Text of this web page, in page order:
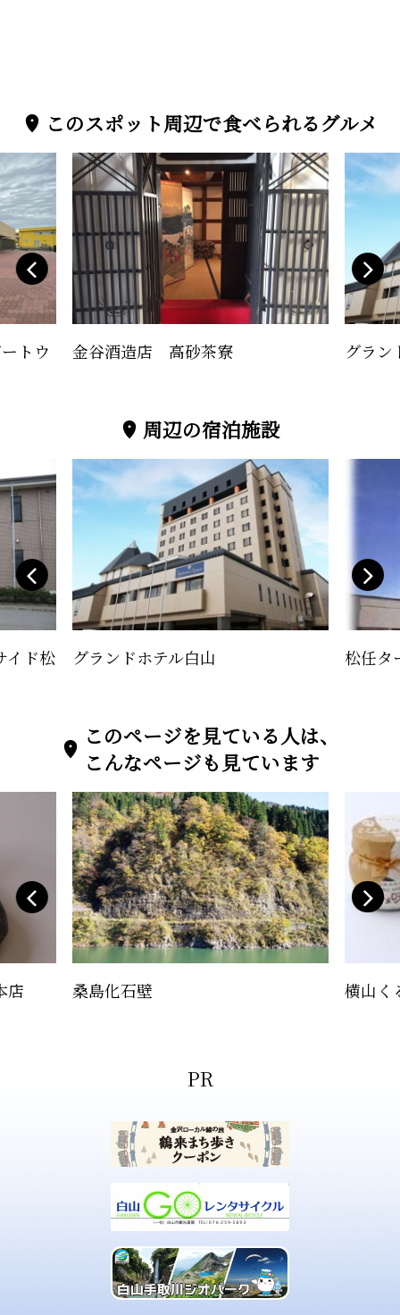
このスポット周辺で食べられるグルメ
トウ 金谷酒造店 高砂茶寮 グラン
周辺の宿泊施設
ド松 グランドホテル白山 松任タ
このページを見ている人は、
こんなページも見ています
店 桑島化石壁 横山く